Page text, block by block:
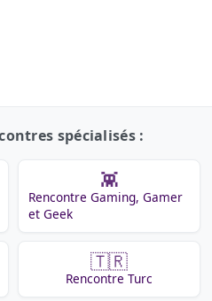
spécialisés :
👾
Rencontre Gaming, Gamer
et Geek
🇹🇷
Rencontre Turc